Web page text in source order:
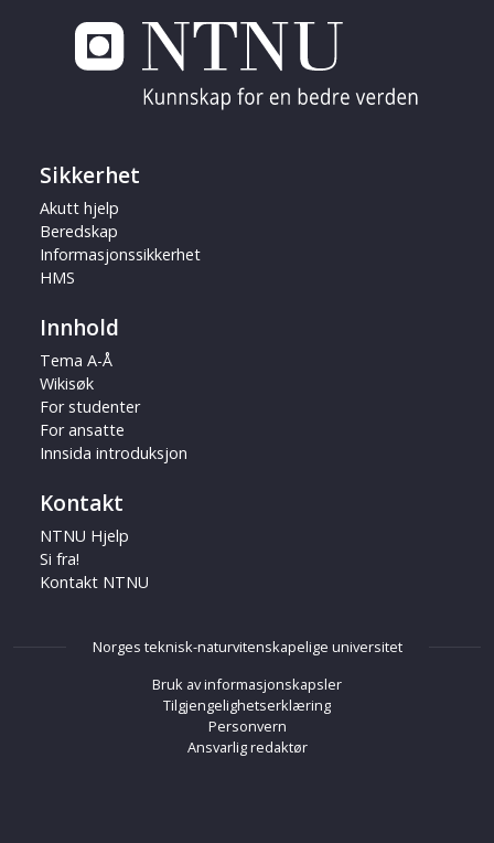
Sikkerhet
Akutt hjelp
Beredskap
Informasjonssikkerhet
HMS
Innhold
Tema A-Å
Wikisøk
For studenter
For ansatte
Innsida introduksjon
Kontakt
NTNU Hjelp
Si fra!
Kontakt NTNU
Norges teknisk-naturvitenskapelige universitet
Bruk av informasjonskapsler
Tilgjengelighetserklæring
Personvern
Ansvarlig redaktør